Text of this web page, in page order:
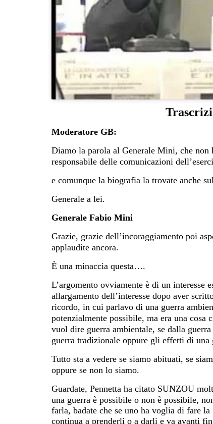
Moderatore GB:
Diamo la parola al Generale Mini, che non
responsabile delle comunicazioni
e comunque la biografia la trovate anche
Generale a lei.
Generale Fabio Mini
Grazie, grazie dell’incoraggiamento poi
applaudite ancora.
È una minaccia questa….
L’argomento ovviamente è di un interesse
allargamento dell’interesse dopo aver
ricordo, in cui parlavo di una guerra
potenzialmente possibile, ma era una cosa
vuol dire guerra ambientale, se dalla
guerra tradizionale oppure gli effetti di una
Tutto sta a vedere se siamo abituati, se
oppure se non lo siamo.
Guardate, Pennetta ha citato SUNZOU
una guerra è possibile o non è possibile,
farla, badate che se uno ha voglia di fare
continua a prenderli o a darli e va avanti